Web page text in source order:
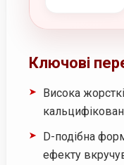
Ключові
Висока
D-подібна
ефекту